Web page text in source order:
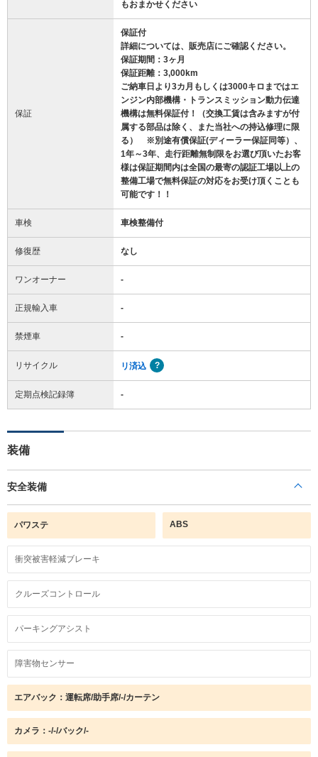
もおまかせください
保証
保証付
詳細については、販売店にご確認ください。
保証期間：3ヶ月
保証距離：3,000km
ご納車日より3カ月もしくは3000キロまではエ
ンジン内部機構・トランスミッション動力伝達
機構は無料保証付！（交換工賃は含みますが付
属する部品は除く、また当社への持込修理に限
る） ※別途有償保証(ディーラー保証同等）、
1年～3年、走行距離無制限をお選び頂いたお客
様は保証期間内は全国の最寄の認証工場以上の
整備工場で無料保証の対応をお受け頂くことも
可能です！！
車検 車検整備付
修復歴 なし
ワンオーナー -
正規輸入車 -
禁煙車 -
リサイクル リ済込
定期点検記録簿 -
装備
安全装備
パワステ ABS
衝突被害軽減ブレーキ
クルーズコントロール
パーキングアシスト
障害物センサー
エアバック：運転席/助手席/-/カーテン
カメラ：-/-/バック/-